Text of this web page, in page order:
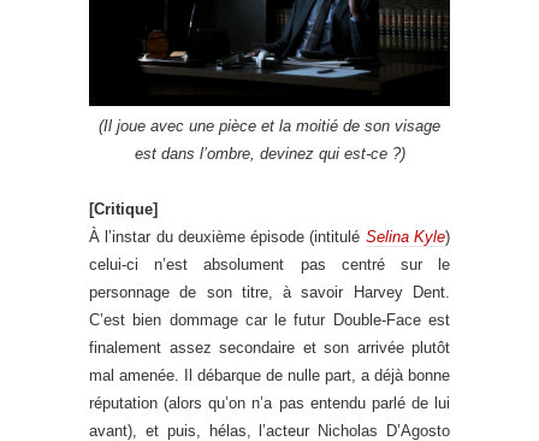
(Il joue avec une pièce et la moitié de son visage
est dans l’ombre, devinez qui est-ce ?)
[Critique]
À l’instar du deuxième épisode (intitulé Selina Kyle)
celui-ci n’est absolument pas centré sur le
personnage de son titre, à savoir Harvey Dent.
C’est bien dommage car le futur Double-Face est
finalement assez secondaire et son arrivée plutôt
mal amenée. Il débarque de nulle part, a déjà bonne
réputation (alors qu’on n’a pas entendu parlé de lui
avant), et puis, hélas, l’acteur Nicholas D’Agosto